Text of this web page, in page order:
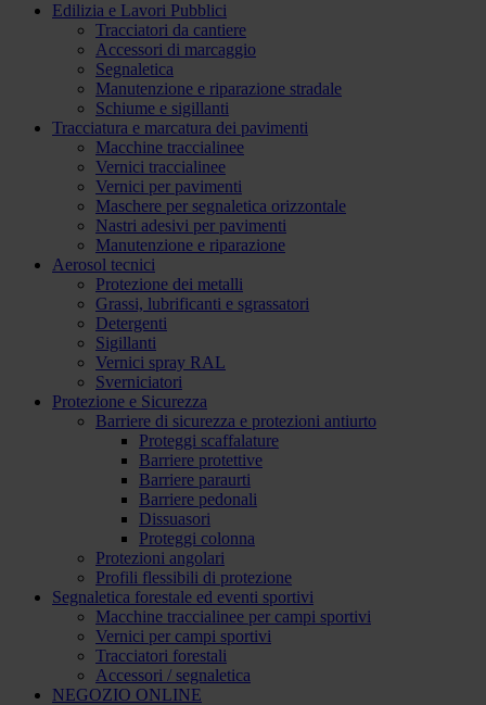
Edilizia e Lavori Pubblici
Tracciatori da cantiere
Accessori di marcaggio
Segnaletica
Manutenzione e riparazione stradale
Schiume e sigillanti
Tracciatura e marcatura dei pavimenti
Macchine traccialinee
Vernici traccialinee
Vernici per pavimenti
Maschere per segnaletica orizzontale
Nastri adesivi per pavimenti
Manutenzione e riparazione
Aerosol tecnici
Protezione dei metalli
Grassi, lubrificanti e sgrassatori
Detergenti
Sigillanti
Vernici spray RAL
Sverniciatori
Protezione e Sicurezza
Barriere di sicurezza e protezioni antiurto
Proteggi scaffalature
Barriere protettive
Barriere paraurti
Barriere pedonali
Dissuasori
Proteggi colonna
Protezioni angolari
Profili flessibili di protezione
Segnaletica forestale ed eventi sportivi
Macchine traccialinee per campi sportivi
Vernici per campi sportivi
Tracciatori forestali
Accessori / segnaletica
NEGOZIO ONLINE